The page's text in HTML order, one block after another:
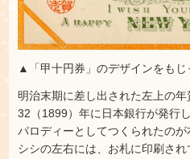
▲「甲十円券」のデザインをもじ
明治末期に差し出された左上の
32（1899）年に日本銀行が発行
パロディーとしてつくられたの
シシの左右には、お札に印刷さ